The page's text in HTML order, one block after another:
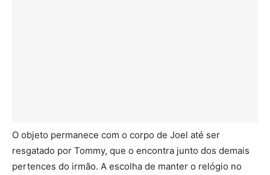
O objeto permanece com o corpo de Joel até ser
resgatado por Tommy, que o encontra junto dos demais
pertences do irmão. A escolha de manter o relógio no